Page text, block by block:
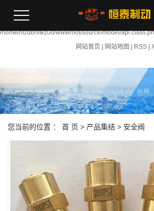
file_put_contents(/home/htzdbhltkz0d/wwwroot/source/
/home/htzdbhltkz0d/wwwroot/source/model/
网站首页
网站地图 RSS
您当前的位置 ： 首 页 > 产品集结 > 安全阀